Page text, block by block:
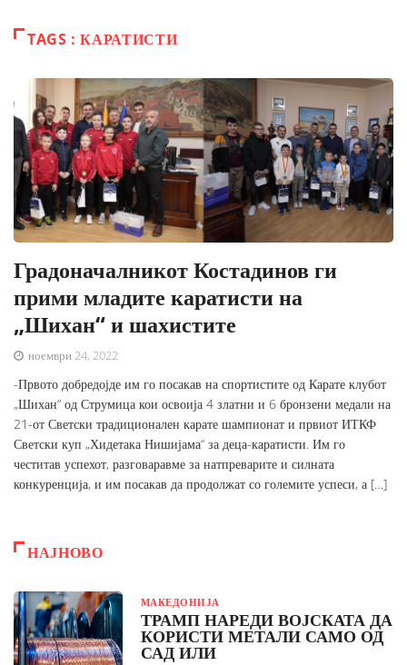
TAGS : КАРАТИСТИ
Градоначалникот Костадинов ги
прими младите каратисти на
„Шихан“ и шахистите
ноември 24, 2022
-Првото добредојде им го посакав на спортистите од Карате клубот
„Шихан“ од Струмица кои освоија 4 златни и 6 бронзени медали на
21-от Светски традиционален карате шампионат и првиот ИТКФ
Светски куп „Хидетака Нишијама“ за деца-каратисти. Им го
честитав успехот, разговаравме за натпреварите и силната
конкуренција, и им посакав да продолжат со големите успеси, а […]
НАЈНОВО
МАКЕДОНИЈА
ТРАМП НАРЕДИ ВОЈСКАТА ДА
КОРИСТИ МЕТАЛИ САМО ОД
САД ИЛИ